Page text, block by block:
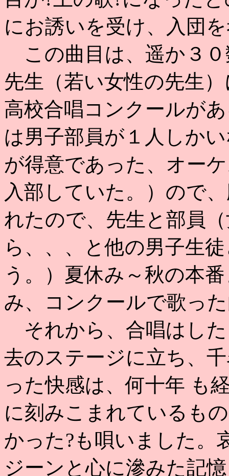
にお誘いを受け、入団
この曲目は、遥か３０
先生（若い女性の先生
高校合唱コンクールが
は男子部員が１人しか
が得意であった、オー
入部していた。）ので
れたので、先生と部員
ら、、、と他の男子生
う。）夏休み～秋の本
み、コンクールで歌っ
それから、合唱はし
去のステージに立ち、
った快感は、何十年 も
に刻みこまれているも
かった?も唄いました。
ジーンと心に滲みた記